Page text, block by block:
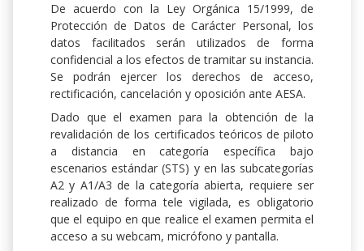
De acuerdo con la Ley Orgánica 15/1999, de
Protección de Datos de Carácter Personal, los
datos facilitados serán utilizados de forma
confidencial a los efectos de tramitar su instancia.
Se podrán ejercer los derechos de acceso,
rectificación, cancelación y oposición ante AESA.
Dado que el examen para la obtención de la
revalidación de los certificados teóricos de piloto
a distancia en categoría específica bajo
escenarios estándar (STS) y en las subcategorías
A2 y A1/A3 de la categoría abierta, requiere ser
realizado de forma tele vigilada, es obligatorio
que el equipo en que realice el examen permita el
acceso a su webcam, micrófono y pantalla.